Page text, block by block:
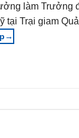
làm Trưởng
tại Trại giam
→